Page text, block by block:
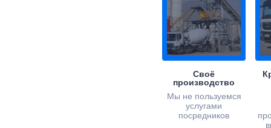
Своё
производство
Мы не пользуемся
услугами
посредников